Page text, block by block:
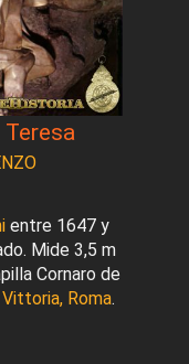
entre 1647 y
Mide 3,5 m
Cornaro de
Roma.